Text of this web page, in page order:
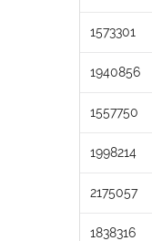
1573301
1940856
1557750
1998214
2175057
1838316